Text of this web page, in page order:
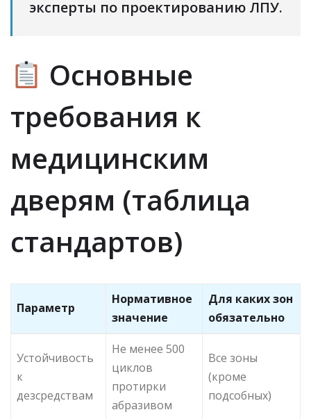
эксперты по проектированию ЛПУ.
Основные
требования к
медицинским
дверям (таблица
стандартов)
Параметр
Нормативное
значение
Для каких зон
обязательно
Устойчивость
к
дезсредствам
Не менее 500
циклов
протирки
абразивом
Все зоны
(кроме
подсобных)